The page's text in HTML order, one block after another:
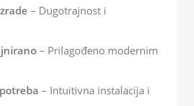
– Dugotrajnost i
– Prilagođeno modernim
– Intuitivna instalacija i